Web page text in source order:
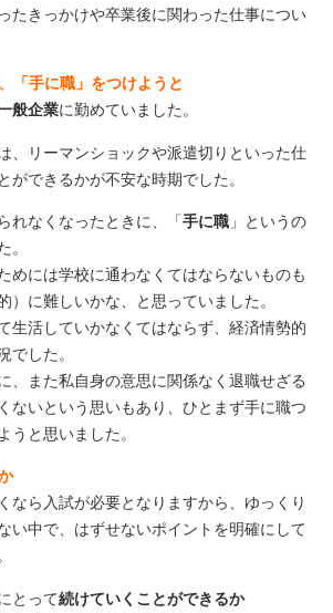
たきっかけや卒業後に関わった仕事につい
「手に職」をつけようと
般企業に勤めていました。
、リーマンショックや派遣切りといった仕
ができるかが不安な時期でした。
れなくなったときに、「手に職」というの
。
めには学校に通わなくてはならないものも
）に難しいかな、と思っていました。
生活していかなくてはならず、経済情勢的
でした。
、また私自身の意思に関係なく退職せざる
ないという思いもあり、ひとまず手に職つ
うと思いました。
なら入試が必要となりますから、ゆっくり
い中で、はずせないポイントを明確にして
とって続けていくことができるか